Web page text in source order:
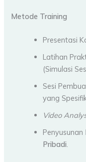
Metode Training
Presentasi
Latihan
(Simulasi
Sesi
yang
Video
Penyusunan
Pribadi.